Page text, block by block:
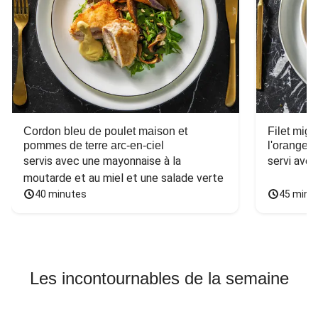
Cordon bleu de poulet maison et
pommes de terre arc-en-ciel
servis avec une mayonnaise à la
moutarde et au miel et une salade verte
40 minutes
Filet
l'orange
servi
45
Les incontournables de la semaine